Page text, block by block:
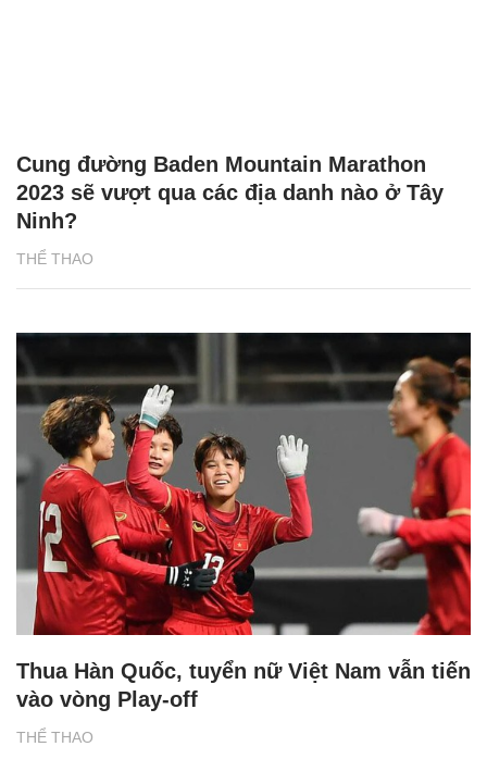
THỂ THAO
Cung đường Baden Mountain Marathon
2023 sẽ vượt qua các địa danh nào ở Tây
Ninh?
THỂ THAO
Thua Hàn Quốc, tuyển nữ Việt Nam vẫn tiến
vào vòng Play-off